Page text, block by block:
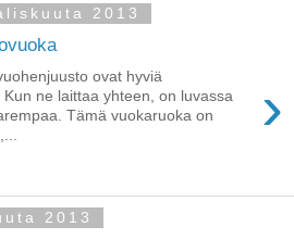
2013
›
ovat hyviä
ne laittaa yhteen, on luvassa
Tämä vuokaruoka on
2013